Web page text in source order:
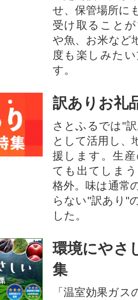
せ、保管場所に
受け取ること
や魚、お米など
度も楽しみた
す。
訳ありお礼
さとふるでは"
として活用し、
援します。⽣
ても出てしま
格外。味は通常
らない"訳あり"
した。
環境にやさ
集
「温室効果ガ